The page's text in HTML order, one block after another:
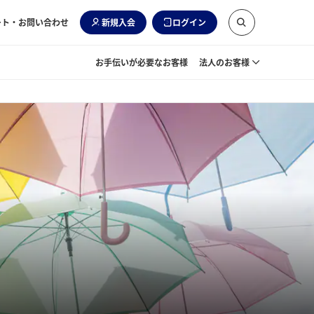
・お問い合わせ 新規入会 ログイン
お手伝いが必要なお客様 法人のお客様